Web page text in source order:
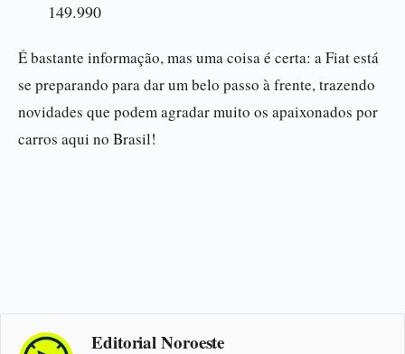
149.990
É bastante informação, mas uma coisa é certa: a Fiat está
se preparando para dar um belo passo à frente, trazendo
novidades que podem agradar muito os apaixonados por
carros aqui no Brasil!
Editorial Noroeste